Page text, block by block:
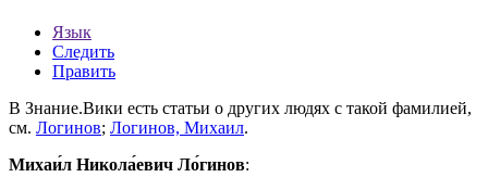
Язык
Следить
Править
В Знание.Вики есть статьи о других людях с такой фамилией,
см. Логинов; Логинов, Михаил.
Михаи́л Никола́евич Ло́гинов: